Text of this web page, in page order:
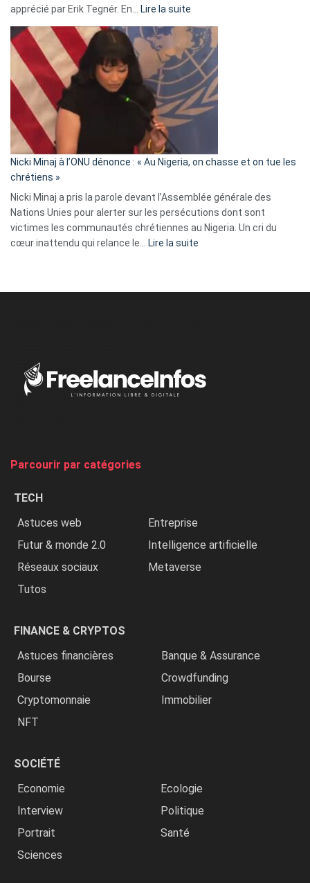
apprécié par Erik Tegnér. En… Lire la suite
Tegnér
exulte
« Zemmour
a
tout
parle
ses
tripes »
Nicki Minaj à l’ONU dénonce : « Au Nigeria, on chasse et on tue les
chrétiens »
Nicki Minaj a pris la parole devant l’Assemblée générale des
Nations Unies pour alerter sur les persécutions dont sont
victimes les communautés chrétiennes au Nigeria. Un cri du
cœur inattendu qui relance le… Lire la suite
Nigeria,
Parcourir par catégories
TECH
Astuces web
Entreprise
Futur & monde 2.0
Intelligence artificielle
Réseaux sociaux
Metaverse
Tutos
FINANCE & CRYPTOS
Astuces financières
Banque & Assurance
Bourse
Crowdfunding
Cryptomonnaie
Immobilier
NFT
SOCIÉTÉ
Economie
Ecologie
Interview
Politique
Portrait
Santé
Sciences